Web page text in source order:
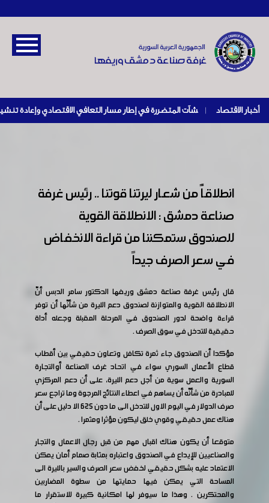
أخبار الاقتصاد |
انطلاقاًً من شعار ليرتنا قوتنا .. رئيس غرفة
صناعة دمشق : الانطلاقة القوية
للصندوق ستمكننا من قراءة الانخفاض
في سعر الصرف جيداً
قال رئيس غرفة صناعة دمشق وريفها الدكتور سامر الدبس أنّ
الانطلاقة القوية والمتوازنة لصندوق دعم الليرة من شأنّها أن توفر
قراءة واضحة لدور الصندوق في المرحلة المقبلة وجعله أداة
حقيقية للتدخل في سوق الصرف .
مؤكدا أن الصندوق جاء ثمرة تكافل وتعاون حقيقي بين أقطاب
قطاع الأعمال السوري سواء في اتحاد غرف الصناعة أوالتجارة
السورية والعمل سوية من أجل دعم الليرة، على أن دعم المركزي
للمبادرة من شأنّه أن يساهم في اعطاء النتائج المرجوة وما تراجع سعر
صرف الدولار في اليوم الاول للتدخل الى ما دون 625 الا دليل على أن
هناك عمل حقيقي وقوي خلق ليكون مؤثرا ومثمرا .
متوقعا أن يكون هناك اقبال مهم من قبل رجال الاعمال والتجار
والصناعيين للإيداع في الصندوق واعتباره بمثابة صمام أمان يمكن
الاعتماد عليه بشكل حقيقي لخفض سعر الصرف والسير بالليرة الى
المساحة التي يمكن فيها حمايتها من سطوة المضاربين
والمحتكرين . وهذا ما سيوفر لها امكانية كبيرة للاستقرار ما